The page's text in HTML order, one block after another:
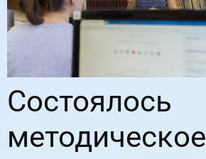
Состоялось
методическое